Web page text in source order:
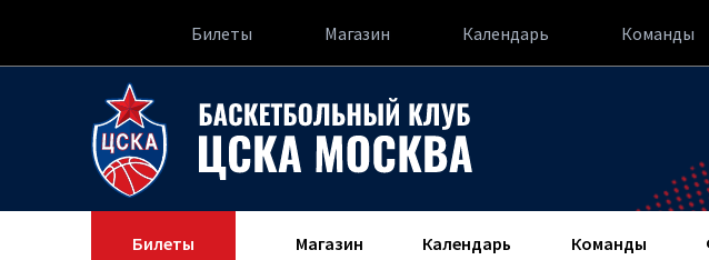
Билеты Магазин Календарь Команды
Билеты Магазин Календарь Команды